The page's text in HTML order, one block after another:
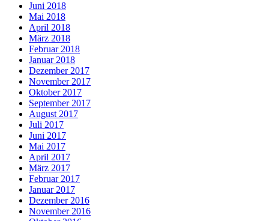
Juni 2018
Mai 2018
April 2018
März 2018
Februar 2018
Januar 2018
Dezember 2017
November 2017
Oktober 2017
September 2017
August 2017
Juli 2017
Juni 2017
Mai 2017
April 2017
März 2017
Februar 2017
Januar 2017
Dezember 2016
November 2016